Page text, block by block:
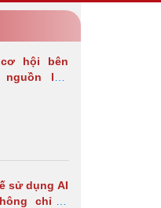
hội bên
lực
sử dụng AI
chỉ là